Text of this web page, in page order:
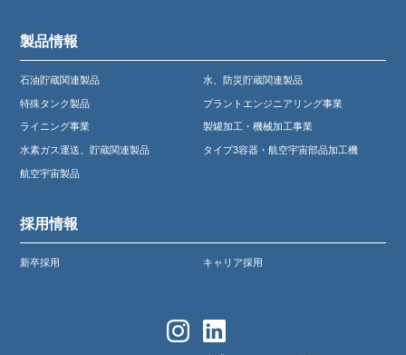
製品情報
石油貯蔵関連製品 水、防災貯蔵関連製品
特殊タンク製品 プラントエンジニアリング事業
ライニング事業 製罐加工・機械加工事業
水素ガス運送、貯蔵関連製品 タイプ3容器・航空宇宙部品加工機
航空宇宙製品
採用情報
新卒採用 キャリア採用